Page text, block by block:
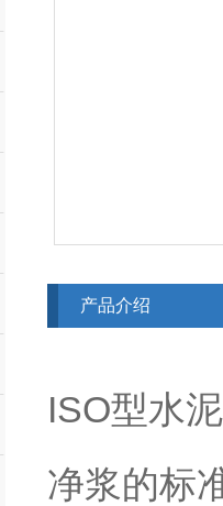
产品介绍
ISO型水
净浆的标